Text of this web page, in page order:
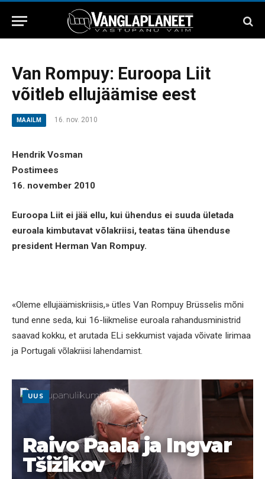
Van Rompuy: Euroopa Liit
võitleb ellujäämise eest
MAAILM 16. nov. 2010
Hendrik Vosman
Postimees
16. november 2010
Euroopa Liit ei jää ellu, kui ühendus ei suuda ületada
euroala kimbutavat võlakriisi, teatas täna ühenduse
president Herman Van Rompuy.
«Oleme ellujäämiskriisis,» ütles Van Rompuy Brüsselis mõni
tund enne seda, kui 16-liikmelise euroala rahandusministrid
saavad kokku, et arutada ELi sekkumist vajada võivate Iirimaa
ja Portugali võlakriisi lahendamist.
UUS
Raivo Paala ja Ingvar
Tšižikov